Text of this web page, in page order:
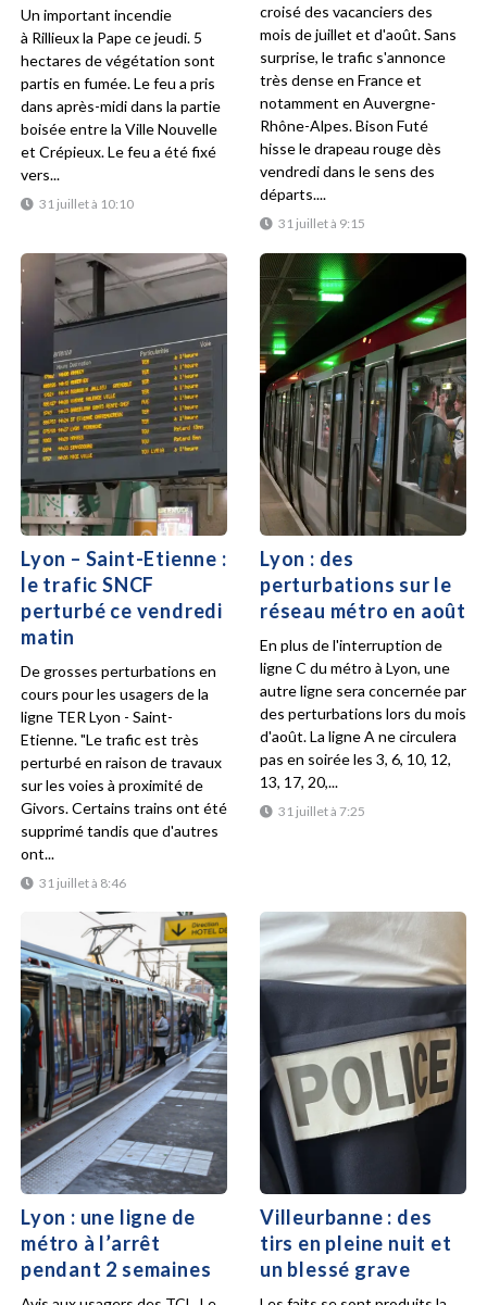
31 juillet à 10:10
Un important incendie
à Rillieux la Pape ce jeudi. 5
hectares de végétation sont
partis en fumée. Le feu a pris
dans après-midi dans la partie
boisée entre la Ville Nouvelle
et Crépieux. Le feu a été fixé
vers...
31 juillet à 9:15
croisé des vacanciers des
mois de juillet et d'août. Sans
surprise, le trafic s'annonce
très dense en France et
notamment en Auvergne-
Rhône-Alpes. Bison Futé
hisse le drapeau rouge dès
vendredi dans le sens des
départs....
Lyon – Saint-Etienne :
le trafic SNCF
perturbé ce vendredi
matin
31 juillet à 8:46
De grosses perturbations en
cours pour les usagers de la
ligne TER Lyon - Saint-
Etienne. "Le trafic est très
perturbé en raison de travaux
sur les voies à proximité de
Givors. Certains trains ont été
supprimé tandis que d'autres
ont...
Lyon : des
perturbations sur le
réseau métro en août
31 juillet à 7:25
En plus de l'interruption de
ligne C du métro à Lyon, une
autre ligne sera concernée par
des perturbations lors du mois
d'août. La ligne A ne circulera
pas en soirée les 3, 6, 10, 12,
13, 17, 20,...
Lyon : une ligne de
métro à l’arrêt
pendant 2 semaines
Villeurbanne : des
tirs en pleine nuit et
un blessé grave